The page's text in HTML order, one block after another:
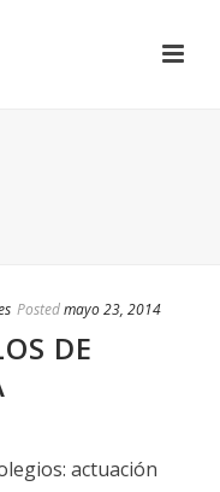
Postedmayo 23, 2014
DE
actuación